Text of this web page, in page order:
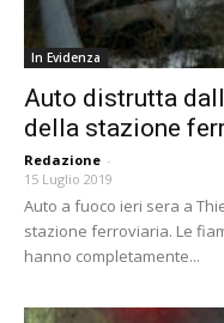
In Evidenza
Auto distrutta
della stazione
Redazione -
15 Luglio 2019
Auto a fuoco ieri sera a
stazione ferroviaria. Le
hanno completamente...